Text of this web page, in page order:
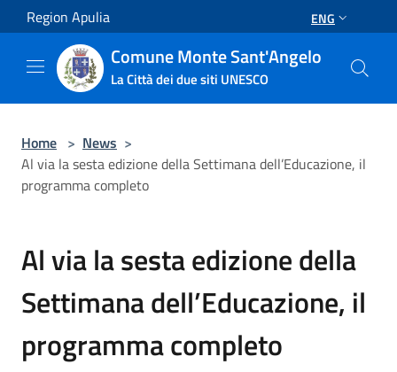
Salta al contenuto principale
Region Apulia ENG
Comune Monte Sant'Angelo
La Città dei due siti UNESCO
Home > News >
Al via la sesta edizione della Settimana dell’Educazione, il
programma completo
Al via la sesta edizione della
Settimana dell’Educazione, il
programma completo